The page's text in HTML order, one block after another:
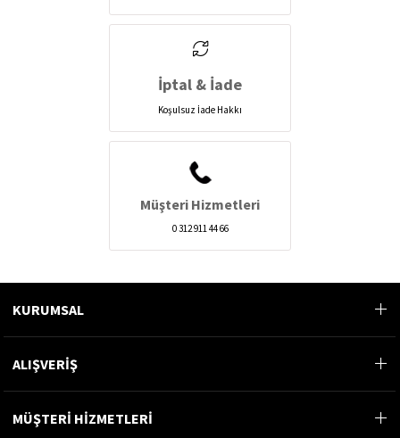
İptal & İade
Koşulsuz İade Hakkı
Müşteri Hizmetleri
0 312 911 44 66
KURUMSAL
ALIŞVERİŞ
MÜŞTERİ HİZMETLERİ